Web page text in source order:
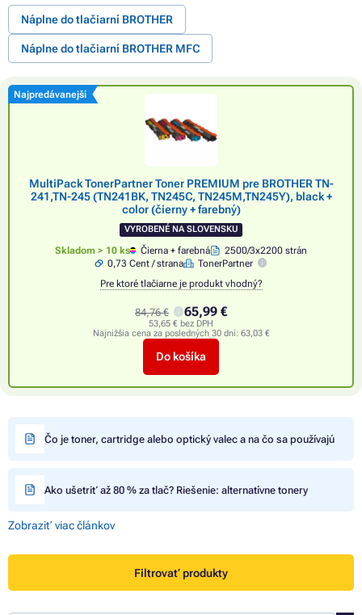
Náplne do tlačiarní BROTHER
Náplne do tlačiarní BROTHER MFC
Najpredávanejší
MultiPack TonerPartner Toner PREMIUM pre BROTHER TN-
241,TN-245 (TN241BK, TN245C, TN245M,TN245Y), black +
color (čierny + farebný)
VYROBENÉ NA SLOVENSKU
Skladom > 10 ks Čierna + farebná
2500/3x2200 strán
0,73 Cent / strana
TonerPartner
Pre ktoré tlačiarne je produkt vhodný?
84,76 € 65,99 €
53,65 € bez DPH
Najnižšia cena za posledných 30 dní: 63,03 €
Do košíka
Čo je toner, cartridge alebo optický valec a na čo sa používajú
Ako ušetriť až 80 % za tlač? Riešenie: alternatívne tonery
Zobraziť viac článkov
Filtrovať produkty